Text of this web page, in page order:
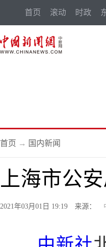
首页 滚动 时政
首页 → 国内新闻
上海市公
2021年03月01日 19:19 来源：